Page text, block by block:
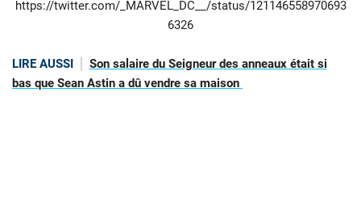
https://twitter.com/_MARVEL_DC__/status/121146558970693
6326
LIRE AUSSI
Son salaire du Seigneur des anneaux était si
bas que Sean Astin a dû vendre sa maison